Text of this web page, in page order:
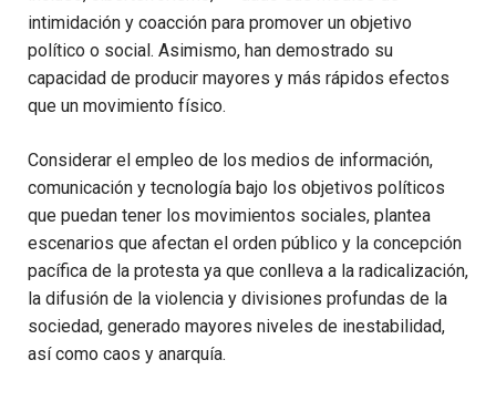
intimidación y coacción para promover un objetivo
político o social. Asimismo, han demostrado su
capacidad de producir mayores y más rápidos efectos
que un movimiento físico.
Considerar el empleo de los medios de información,
comunicación y tecnología bajo los objetivos políticos
que puedan tener los movimientos sociales, plantea
escenarios que afectan el orden público y la concepción
pacífica de la protesta ya que conlleva a la radicalización,
la difusión de la violencia y divisiones profundas de la
sociedad, generado mayores niveles de inestabilidad,
así como caos y anarquía.